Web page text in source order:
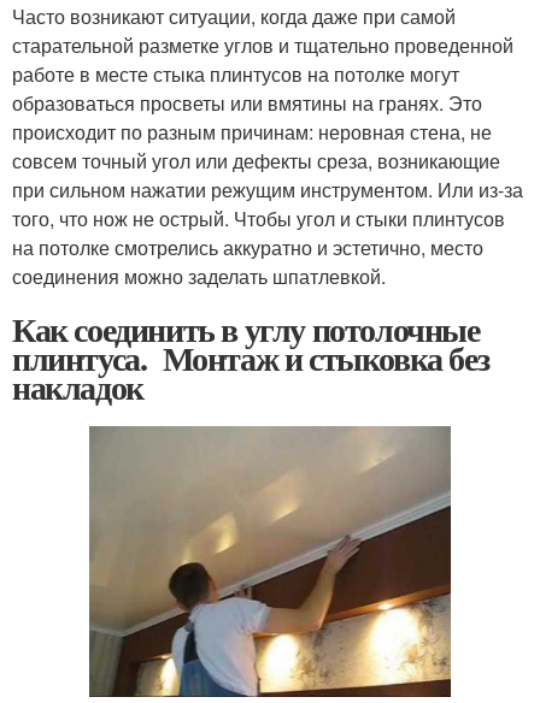
Часто возникают ситуации, когда даже при самой
старательной разметке углов и тщательно проведенной
работе в месте стыка плинтусов на потолке могут
образоваться просветы или вмятины на гранях. Это
происходит по разным причинам: неровная стена, не
совсем точный угол или дефекты среза, возникающие
при сильном нажатии режущим инструментом. Или из-за
того, что нож не острый. Чтобы угол и стыки плинтусов
на потолке смотрелись аккуратно и эстетично, место
соединения можно заделать шпатлевкой.
Как соединить в углу потолочные
плинтуса. Монтаж и стыковка без
накладок